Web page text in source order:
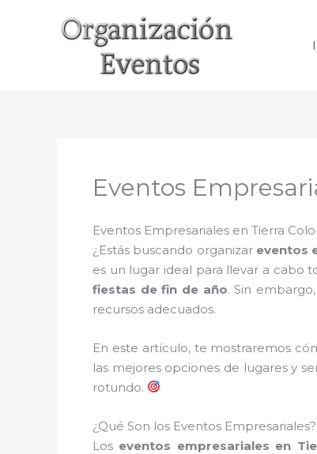
Eventos
Eventos Empresariales en Tierra
¿Estás buscando organizar eventos
es un lugar ideal para llevar a cabo
fiestas de fin de año. Sin
recursos adecuados.
En este artículo, te mostraremos
las mejores opciones de lugares y
rotundo.
¿Qué Son los Eventos Empresariales?
Los eventos empresariales en